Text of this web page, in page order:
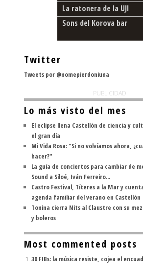
La ratonera de la UJI
Sons del Korova bar
Twitter
Tweets por @nomepierdoniuna
PUBLICIDAD
Lo más visto del mes
El eclipse llena Castellón de ciencia y
el gran día
Mi Vida Rosa: "Si no volvíamos ahora,
hacer?"
La guía de conciertos para cambiar de
Sound a Siloé, Iván Ferreiro...
Castro Festival, Títeres a la Mar y
agenda familiar del verano en Castellón
Tonina cierra Nits al Claustre con su
y boleros
Most commented posts
30 FIBs: la música resiste, cojea el